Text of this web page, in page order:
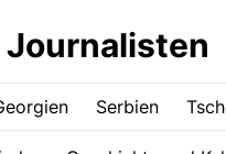
Serbien